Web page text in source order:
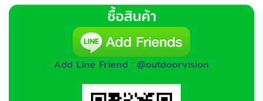
ซื้อสินค้า
Add Line Friend : @outdoorvision